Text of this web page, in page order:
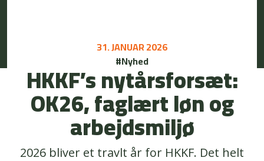
31. JANUAR 2026
#Nyhed
HKKF’s nytårsforsæt:
OK26, faglært løn og
arbejdsmiljø
2026 bliver et travlt år for HKKF. Det helt